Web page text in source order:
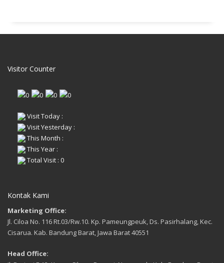
Visitor Counter
Visit Today :
Visit Yesterday :
This Month :
This Year :
Total Visit : 0
Kontak Kami
Marketing Office:
Jl. Ciloa No. 116 Rt.03/Rw.10. Kp. Pameungpeuk, Ds. Pasirhalang, Kec.
Cisarua. Kab. Bandung Barat, Jawa Barat 40551
Head Office: